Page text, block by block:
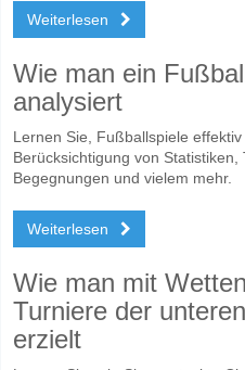
Weiterlesen
Wie man ein
analysiert
Lernen Sie, Fußballspiele
Berücksichtigung von Statistiken,
Begegnungen und vielem mehr.
Weiterlesen
Wie man mit
Turniere der
erzielt